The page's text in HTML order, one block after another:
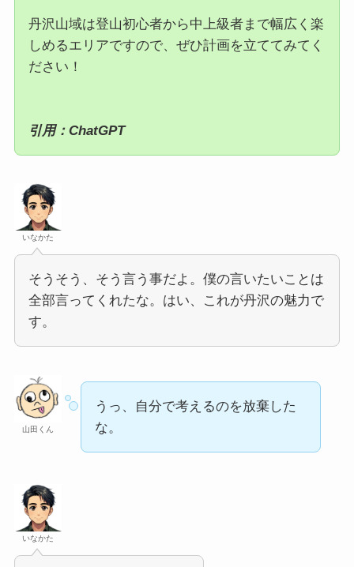
丹沢山域は登山初心者から中上級者まで幅広く楽
しめるエリアですので、ぜひ計画を立ててみてく
ださい！
引用：ChatGPT
いなかた
そうそう、そう言う事だよ。僕の言いたいことは
全部言ってくれたな。はい、これが丹沢の魅力で
す。
山田くん
うっ、自分で考えるのを放棄した
な。
いなかた